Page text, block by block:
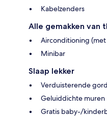
Kabelzenders
Alle gemakken van
Airconditioning
Minibar
Slaap lekker
Verduisterende
Geluiddichte muren
Gratis baby-/